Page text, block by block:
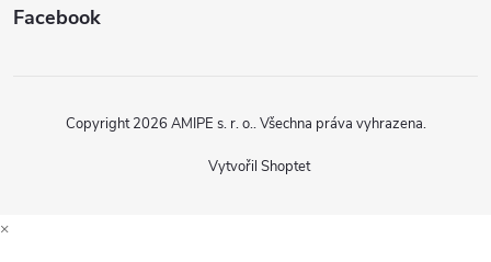
Facebook
Vytvořil Shoptet
Copyright 2026 AMIPE s. r. o.. Všechna práva vyhrazena.
×